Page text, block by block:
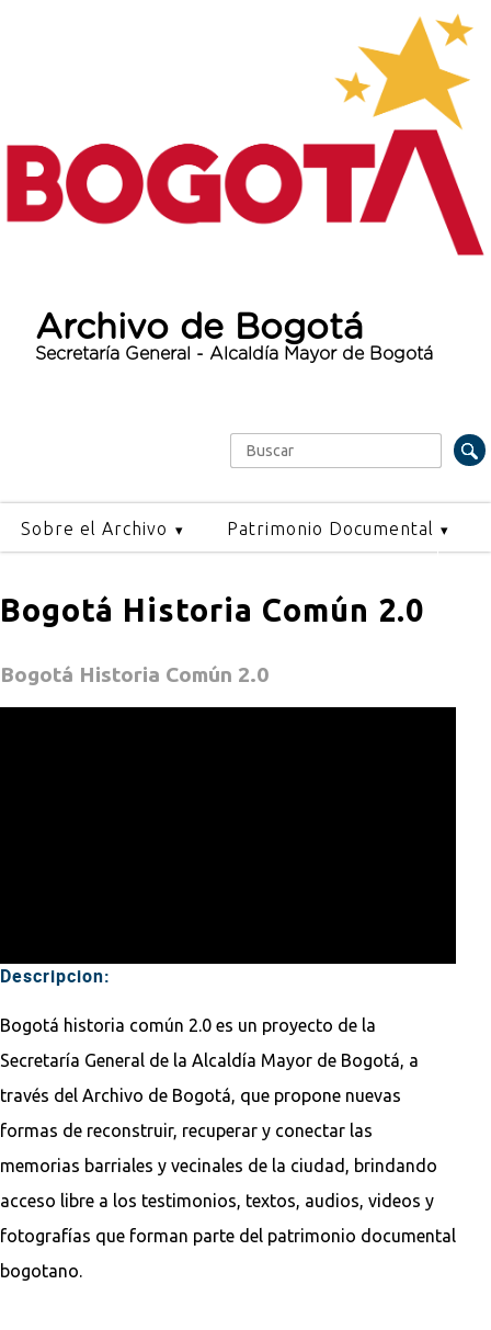
Archivo de Bogotá
Secretaría General - Alcaldía Mayor de Bogotá
Formulario de búsqueda
Buscar
Sobre el Archivo Patrimonio Documental
Bogotá Historia Común 2.0
Bogotá Historia Común 2.0
Descripcion:
Bogotá historia común 2.0 es un proyecto de la
Secretaría General de la Alcaldía Mayor de Bogotá, a
través del Archivo de Bogotá, que propone nuevas
formas de reconstruir, recuperar y conectar las
memorias barriales y vecinales de la ciudad, brindando
acceso libre a los testimonios, textos, audios, videos y
fotografías que forman parte del patrimonio documental
bogotano.